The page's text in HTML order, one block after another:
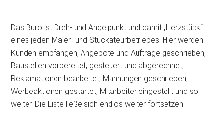
Das Büro ist Dreh- und Angelpunkt und damit „Herzstück“
eines jeden Maler- und Stuckateurbetriebes. Hier werden
Kunden empfangen, Angebote und Aufträge geschrieben,
Baustellen vorbereitet, gesteuert und abgerechnet,
Reklamationen bearbeitet, Mahnungen geschrieben,
Werbeaktionen gestartet, Mitarbeiter eingestellt und so
weiter. Die Liste ließe sich endlos weiter fortsetzen.